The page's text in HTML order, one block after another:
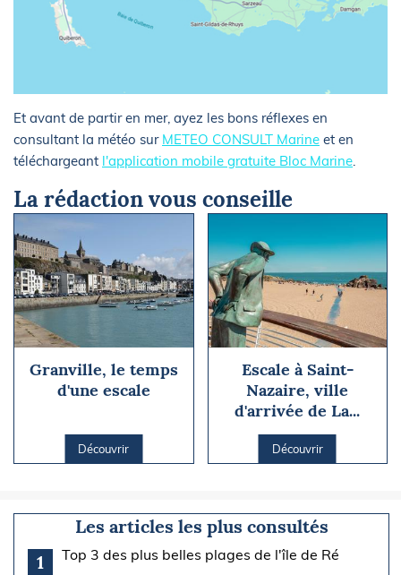
Et avant de partir en mer, ayez les bons réflexes en
consultant la météo sur METEO CONSULT Marine et en
téléchargeant l'application mobile gratuite Bloc Marine
La rédaction vous conseille
Granville, le temps
d'une escale
Découvrir
Escale à Saint-
Nazaire, ville
d'arrivée de La...
Découvrir
Les articles les plus consultés
1
Top 3 des plus belles plages de l'île de Ré